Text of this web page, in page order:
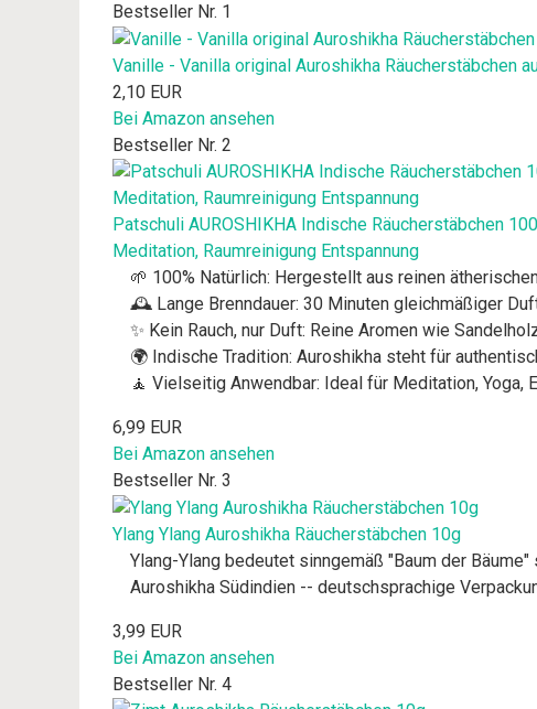
Bestseller Nr. 1
Vanille - Vanilla original Auroshikha Räucherstäbchen
2,10 EUR
Bei Amazon ansehen
Bestseller Nr. 2
Patschuli AUROSHIKHA Indische Räucherstäbchen
Meditation, Raumreinigung Entspannung
🌱 100% Natürlich: Hergestellt aus reinen
🕰️ Lange Brenndauer: 30 Minuten gleichmäßiger
✨ Kein Rauch, nur Duft: Reine Aromen wie
🌍 Indische Tradition: Auroshikha steht für
🧘 Vielseitig Anwendbar: Ideal für Meditation, Yoga,
6,99 EUR
Bei Amazon ansehen
Bestseller Nr. 3
Ylang Ylang Auroshikha Räucherstäbchen 10g
Ylang-Ylang bedeutet sinngemäß "Baum der
Auroshikha Südindien -- deutschsprachige
3,99 EUR
Bei Amazon ansehen
Bestseller Nr. 4